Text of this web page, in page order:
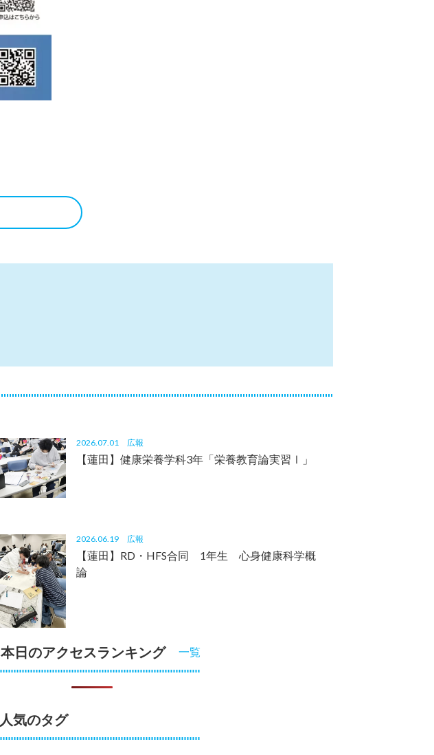
2026.07.01 広報
【蓮田】健康栄養学科3年「栄養教育論実習Ⅰ」
2026.06.19 広報
【蓮田】RD・HFS合同 1年生 心身健康科学概
論
一覧
本日のアクセスランキング
人気のタグ